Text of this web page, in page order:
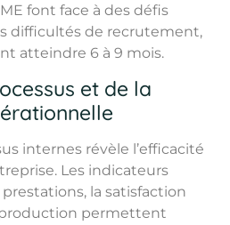
font face à des défis
difficultés de recrutement,
atteindre 6 à 9 mois.
et de la
internes révèle l’efficacité
Les indicateurs
la satisfaction
permettent